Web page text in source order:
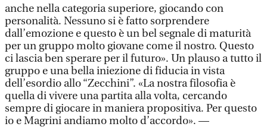
anche nella categoria superiore, giocando con
personalità. Nessuno si è fatto sorprendere
dall’emozione e questo è un bel segnale di maturità
per un gruppo molto giovane come il nostro. Questo
ci lascia ben sperare per il futuro». Un plauso a tutto il
gruppo e una bella iniezione di fiducia in vista
dell’esordio allo “Zecchini”. «La nostra filosofia è
quella di vivere una partita alla volta, cercando
sempre di giocare in maniera propositiva. Per questo
io e Magrini andiamo molto d’accordo». —